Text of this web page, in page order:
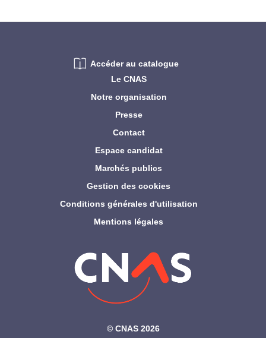
©‎ CNAS 2026
Le CNAS
Notre organisation
Presse
Contact
Espace candidat
Marchés publics
Gestion des cookies
Conditions générales d'utilisation
Mentions légales
Accéder au catalogue